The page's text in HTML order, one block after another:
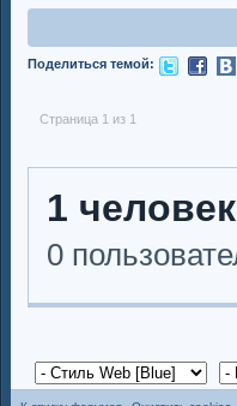
Поделиться темой:
Страница 1 из 1
1
0